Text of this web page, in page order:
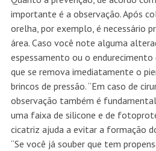
importante é a observação. Após
orelha, por exemplo, é necessário
área. Caso você note alguma
espessamento ou o endurecimento
que se remova imediatamente o
brincos de pressão. “Em caso de
observação também é
uma faixa de silicone e de
cicatriz ajuda a evitar a formação
“Se você já souber que tem